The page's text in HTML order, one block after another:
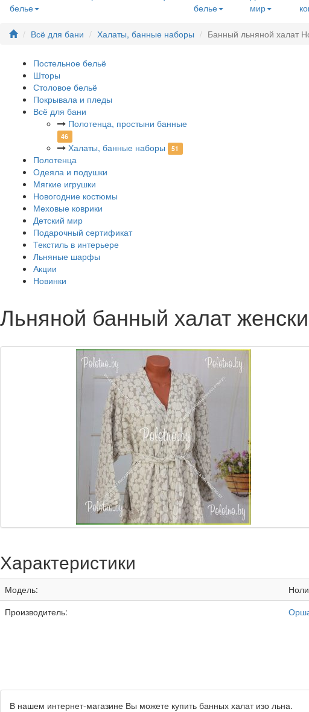
белье
белье
мир
Всё для бани Халаты, банные наборы Банный льняной халат
Постельное бельё
Шторы
Столовое бельё
Покрывала и пледы
Всё для бани
Полотенца, простыни банные
46
Халаты, банные наборы 51
Полотенца
Одеяла и подушки
Мягкие игрушки
Новогодние костюмы
Меховые коврики
Детский мир
Подарочный сертификат
Текстиль в интерьере
Льняные шарфы
Акции
Новинки
Льняной банный халат
Характеристики
Модель:
Производитель:
В нашем интернет-магазине Вы можете купить банных халат изо льна.